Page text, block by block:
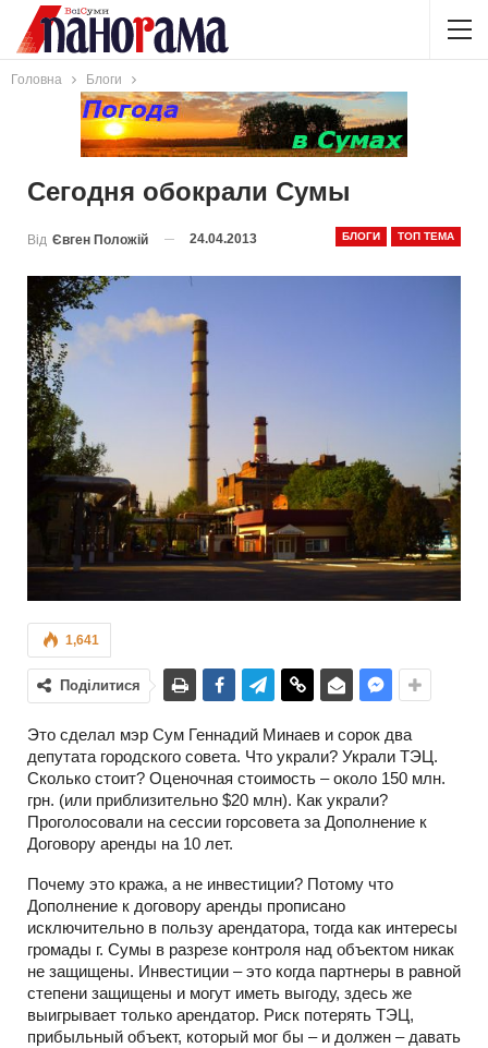
Головна Блоги
Сегодня обокрали Сумы
БЛОГИ ТОП ТЕМА
Від Євген Положій 24.04.2013
1,641
Поділитися
Это сделал мэр Сум Геннадий Минаев и сорок два
депутата городского совета. Что украли? Украли ТЭЦ.
Сколько стоит? Оценочная стоимость – около 150 млн.
грн. (или приблизительно $20 млн). Как украли?
Проголосовали на сессии горсовета за Дополнение к
Договору аренды на 10 лет.
Почему это кража, а не инвестиции? Потому что
Дополнение к договору аренды прописано
исключительно в пользу арендатора, тогда как интересы
громады г. Сумы в разрезе контроля над объектом никак
не защищены. Инвестиции – это когда партнеры в равной
степени защищены и могут иметь выгоду, здесь же
выигрывает только арендатор. Риск потерять ТЭЦ,
прибыльный объект, который мог бы – и должен – давать